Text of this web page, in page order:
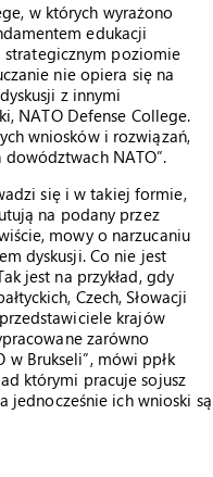
w których wyrażono
edukacji
strategicznym poziomie
nie opiera się na
z innymi
NATO Defense College.
wniosków i rozwiązań,
dowództwach NATO”.
się i w takiej formie,
na podany przez
mowy o narzucaniu
dyskusji. Co nie jest
jest na przykład, gdy
Czech, Słowacji
krajów
zarówno
w Brukseli”, mówi ppłk
którymi pracuje sojusz
jednocześnie ich wnioski są